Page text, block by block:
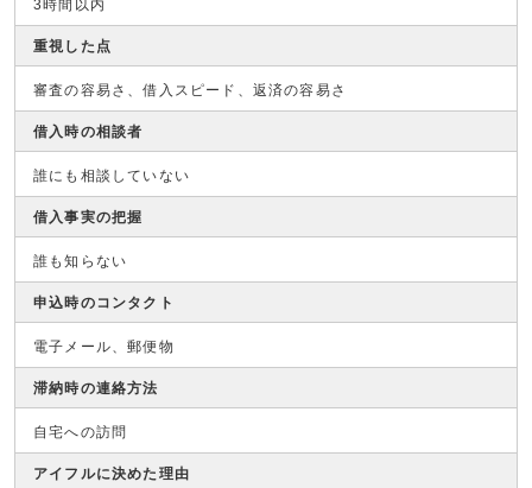
3時間以内
重視した点
審査の容易さ、借入スピード、返済の容易さ
借入時の相談者
誰にも相談していない
借入事実の把握
誰も知らない
申込時のコンタクト
電子メール、郵便物
滞納時の連絡方法
自宅への訪問
アイフルに決めた理由